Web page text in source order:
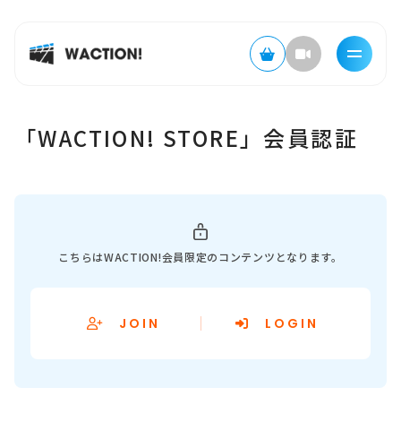
「WACTION! STORE」会員認証
こちらはWACTION!会員限定のコンテンツとなります。
JOIN LOGIN